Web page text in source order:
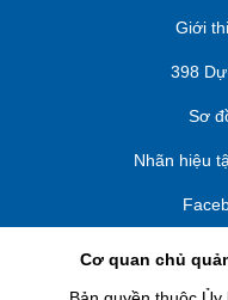
Giới
398
Sơ
Nhãn hiệu
Cơ quan chủ